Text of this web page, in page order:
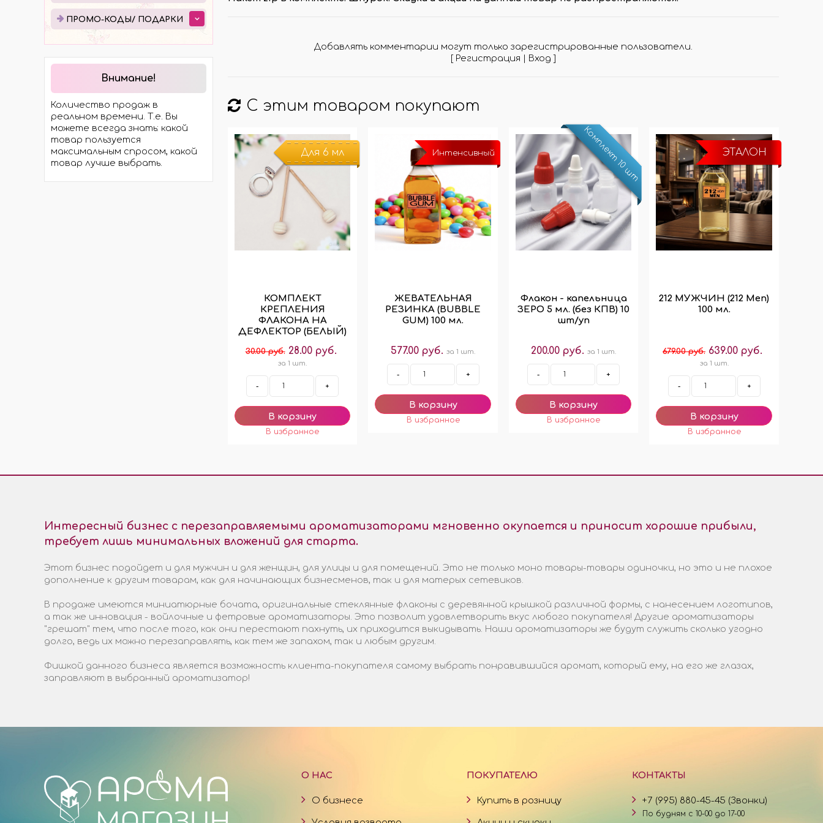
ЭЛЕКТРОТРАНСПОРТА
МОСТЫ
ХОДОВАЯ ЧАСТЬ
ЭЛЕКТРОМОТОРЫ И
КОМПЛЕКТЫ
ГИДРАВЛИКА
КОЛЁСА И ШИНЫ
Добавлять комментарии могут только зарегистрированные пользователи.
[ Регистрация | Вход ]
С этим товаром покупают
Для 6 мл
КОМПЛЕКТ
КРЕПЛЕНИЯ
ФЛАКОНА НА
ДЕФЛЕКТОР (БЕЛЫЙ)
30.00 руб. 28.00 руб.
за 1 шт.
- +
Интенсивный
ЖЕВАТЕЛЬНАЯ
РЕЗИНКА (BUBBLE
GUM) 100 мл.
577.00 руб. за 1 шт.
- +
Комплект 10 шт
Флакон - капельница
ЗЕРО 5 мл. (без КПВ) 10
шт/уп
200.00 руб. за 1 шт.
- +
ЭТАЛОН
212 МУЖЧИН (212 Men)
100 мл.
679.00 руб. 639.00 руб.
за 1 шт.
- +
ПРОМО-КОДЫ/ ПОДАРКИ
Внимание!
Количество продаж в
реальном времени. Т.е. Вы
можете всегда знать: какой
товар пользуется
максимальным спросом, какой
товар лучше выбрать.
Интересный бизнес с перезаправляемыми ароматизаторами мгновенно окупается и приносит хорошие прибыли,
требует лишь минимальных вложений для старта.
Этот бизнес подойдет и для мужчин и для женщин, для улицы и для помещений. Это не только моно товары-товары одиночки, но это и не плохое
дополнение к другим товарам, как для начинающих бизнесменов, так и для матерых сетевиков.
В продаже имеются миниатюрные бочата, оригинальные стеклянные флаконы с деревянной крышкой различной формы, с нанесением логотипов,
а так же инновация - войлочные и фетровые ароматизаторы. Это позволит удовлетворить вкус любого покупателя! Другие ароматизаторы
"грешат" тем, что после того, как они перестают пахнуть, их приходится выкидывать. Наши ароматизаторы же будут служить сколько угодно
долго, ведь их можно перезаправлять, как тем же запахом, так и любым другим.
Фишкой данного бизнеса является возможность клиента-покупателя самому выбрать понравившийся аромат, который ему, на его же глазах,
заправляют в выбранный ароматизатор!
О НАС
О бизнесе
ПОКУПАТЕЛЮ
Купить в розницу
КОНТАКТЫ
+7 (995) 880-45-45 (Звонки)
По будням с 10-00 до 17-00